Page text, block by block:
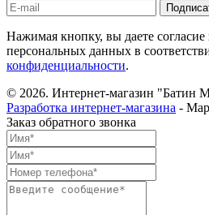
Нажимая кнопку, вы даете согласие
персональных данных в
конфиденциальности.
© 2026. Интернет-магазин "Батин
Разработка интернет-магазина -
Заказ обратного звонка